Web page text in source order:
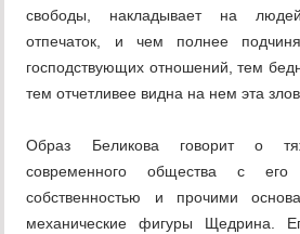
свободы, накладывает на
отпечаток, и чем полнее
господствующих отношений, тем
тем отчетливее видна на нем эта
Образ Беликова говорит о
современного общества с его
собственностью и прочими
механические фигуры Щедрина.